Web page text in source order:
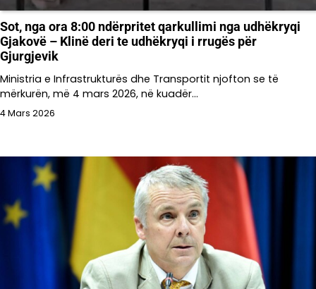
​Sot, nga ora 8:00 ndërpritet qarkullimi nga udhëkryqi
Gjakovë – Klinë deri te udhëkryqi i rrugës për
Gjurgjevik
Ministria e Infrastrukturës dhe Transportit njofton se të
mërkurën, më 4 mars 2026, në kuadër…
4 Mars 2026